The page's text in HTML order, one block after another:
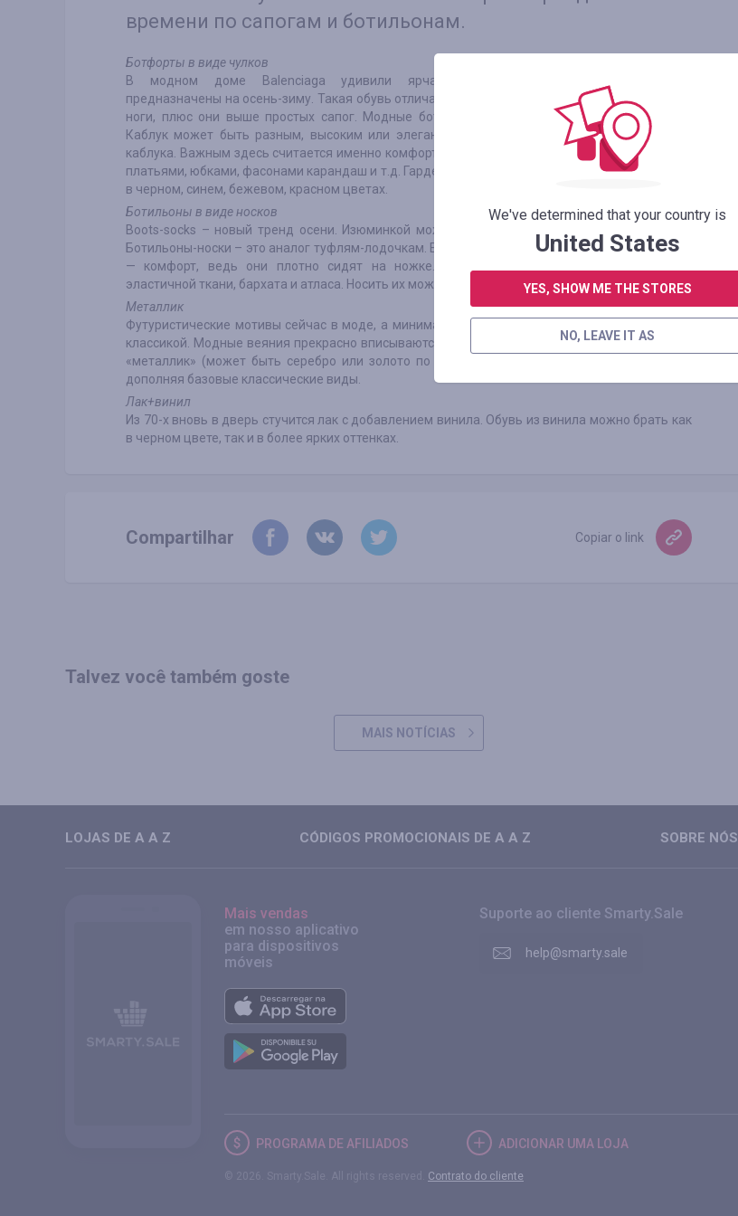
времени по сапогам и ботильонам.
Ботфорты в виде чулков
В модном доме Balenciaga удивили ярчайшими ботфортами-чулками, которые
предназначены на осень-зиму. Такая обувь отличается тонкой тканью, повторяющая изгибы
ноги, плюс они выше простых сапог. Модные ботфорты характерны заостренным носком.
Каблук может быть разным, высоким или элегантным. Ботфорты-чулки могут быть и без
каблука. Важным здесь считается именно комфорт. Подобные сапоги прекрасно смотрятся с
платьями, юбками, фасонами карандаш и т.д. Гардероб можно украсить ботфортами-чулками
в черном, синем, бежевом, красном цветах.
Ботильоны в виде носков
Boots-socks – новый тренд осени. Изюминкой можно считать их плотность облегания ног.
Ботильоны-носки – это аналог туфлям-лодочкам. Еще одно преимущество таких ботильонов
— комфорт, ведь они плотно сидят на ножке. Ботильоны-носки зачастую делают из
эластичной ткани, бархата и атласа. Носить их можно с юбками, платьями.
Металлик
Футуристические мотивы сейчас в моде, а минимализм и вовсе с давних времен считается
классикой. Модные веяния прекрасно вписываются в металлические текстуры. Ботильоны в
«металлик» (может быть серебро или золото по цвету) подходят к однотонным образам,
дополняя базовые классические виды.
Лак+винил
Из 70-х вновь в дверь стучится лак с добавлением винила. Обувь из винила можно брать как
в черном цвете, так и в более ярких оттенках.
Compartilhar Copiar o link
Talvez você também goste
MAIS NOTÍCIAS
LOJAS DE A A Z CÓDIGOS PROMOCIONAIS DE A A Z SOBRE NÓS
Mais vendas
em nosso aplicativo
para dispositivos
móveis
Suporte ao cliente Smarty.Sale
help@smarty.sale
PROGRAMA DE AFILIADOS ADICIONAR UMA LOJA
Contrato do cliente
We've determined that your country is
United States
YES, SHOW ME THE STORES
NO, LEAVE IT AS